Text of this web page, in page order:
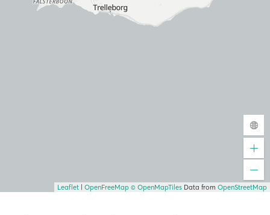
Leaflet OpenFreeMap © OpenMapTiles Data from OpenStreetMap